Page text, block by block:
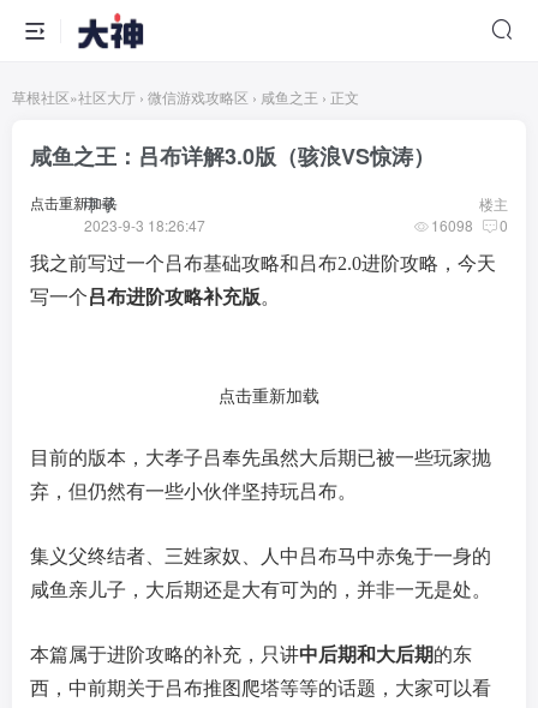
草根社区»社区大厅 › 微信游戏攻略区 › 咸鱼之王 › 正文
咸鱼之王：吕布详解3.0版（骇浪VS惊涛）
点击重新加载 楼主
甲子
16098 0
2023-9-3 18:26:47
我之前写过一个吕布基础攻略和吕布2.0进阶攻略，今天
写一个吕布进阶攻略补充版。
点击重新加载
目前的版本，大孝子吕奉先虽然大后期已被一些玩家抛
弃，但仍然有一些小伙伴坚持玩吕布。
集义父终结者、三姓家奴、人中吕布马中赤兔于一身的
咸鱼亲儿子，大后期还是大有可为的，并非一无是处。
本篇属于进阶攻略的补充，只讲中后期和大后期的东
西，中前期关于吕布推图爬塔等等的话题，大家可以看